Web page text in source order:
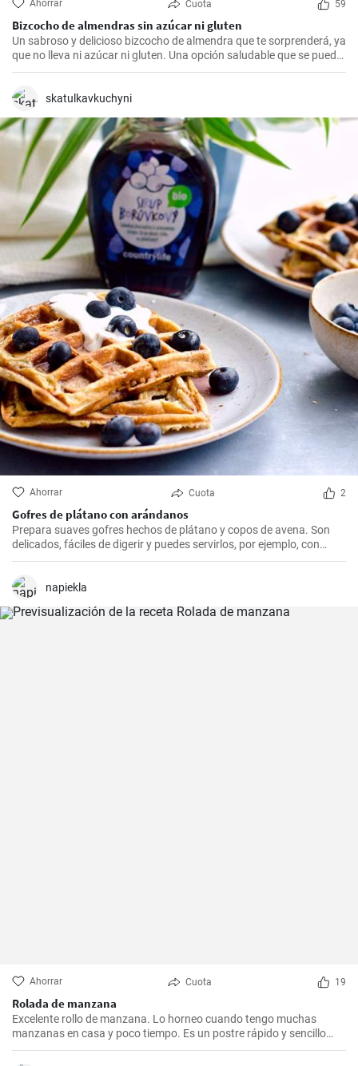
Ahorrar Cuota 59
Bizcocho de almendras sin azúcar ni gluten
Un sabroso y delicioso bizcocho de almendra que te sorprenderá, ya
que no lleva ni azúcar ni gluten. Una opción saludable que se puede
adaptar a muchas personas.
skatulkavkuchyni
Ahorrar Cuota 2
Gofres de plátano con arándanos
Prepara suaves gofres hechos de plátano y copos de avena. Son
delicados, fáciles de digerir y puedes servirlos, por ejemplo, con
arándanos frescos y sirope de arándanos.
napiekla
Ahorrar Cuota 19
Rolada de manzana
Excelente rollo de manzana. Lo horneo cuando tengo muchas
manzanas en casa y poco tiempo. Es un postre rápido y sencillo
que siempre agrada.